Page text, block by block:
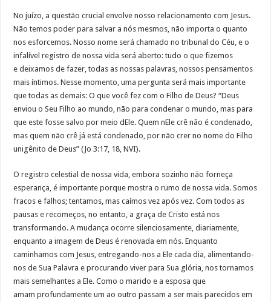
No juízo, a questão crucial envolve nosso relacionamento com Jesus.
Não temos poder para salvar a nós mesmos, não importa o quanto
nos esforcemos. Nosso nome será chamado no tribunal do Céu, e o
infalível registro de nossa vida será aberto: tudo o que fizemos
e deixamos de fazer, todas as nossas palavras, nossos pensamentos
mais íntimos. Nesse momento, uma pergunta será mais importante
que todas as demais: O que você fez com o Filho de Deus? “Deus
enviou o Seu Filho ao mundo, não para condenar o mundo, mas para
que este fosse salvo por meio dEle. Quem nEle crê não é condenado,
mas quem não crê já está condenado, por não crer no nome do Filho
unigênito de Deus” (Jo 3:17, 18, NVI).
O registro celestial de nossa vida, embora sozinho não forneça
esperança, é importante porque mostra o rumo de nossa vida. Somos
fracos e falhos; tentamos, mas caímos vez após vez. Com todos as
pausas e recomeços, no entanto, a graça de Cristo está nos
transformando. A mudança ocorre silenciosamente, diariamente,
enquanto a imagem de Deus é renovada em nós. Enquanto
caminhamos com Jesus, entregando-nos a Ele cada dia, alimentando-
nos de Sua Palavra e procurando viver para Sua glória, nos tornamos
mais semelhantes a Ele. Como o marido e a esposa que
amam profundamente um ao outro passam a ser mais parecidos em